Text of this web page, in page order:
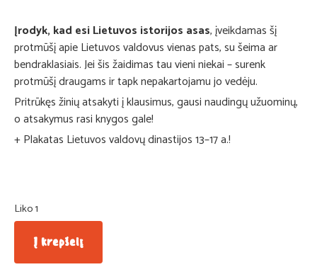
Įrodyk, kad esi Lietuvos istorijos asas, įveikdamas šį
protmūšį apie Lietuvos valdovus vienas pats, su šeima ar
bendraklasiais. Jei šis žaidimas tau vieni niekai – surenk
protmūšį draugams ir tapk nepakartojamu jo vedėju.
Pritrūkęs žinių atsakyti į klausimus, gausi naudingų užuominų,
o atsakymus rasi knygos gale!
+ Plakatas Lietuvos valdovų dinastijos 13–17 a.!
Liko 1
Į krepšelį